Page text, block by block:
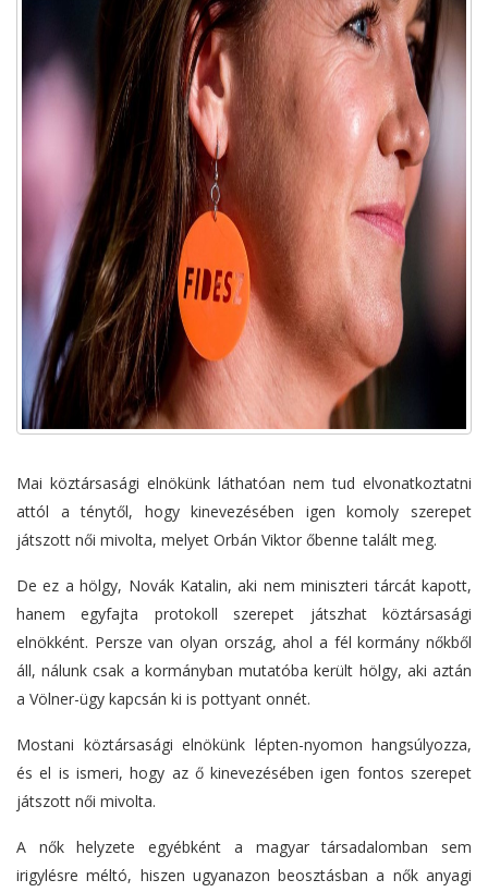
Mai köztársasági elnökünk láthatóan nem tud elvonatkoztatni
attól a ténytől, hogy kinevezésében igen komoly szerepet
játszott női mivolta, melyet Orbán Viktor őbenne talált meg.
De ez a hölgy, Novák Katalin, aki nem miniszteri tárcát kapott,
hanem egyfajta protokoll szerepet játszhat köztársasági
elnökként. Persze van olyan ország, ahol a fél kormány nőkből
áll, nálunk csak a kormányban mutatóba került hölgy, aki aztán
a Völner-ügy kapcsán ki is pottyant onnét.
Mostani köztársasági elnökünk lépten-nyomon hangsúlyozza,
és el is ismeri, hogy az ő kinevezésében igen fontos szerepet
játszott női mivolta.
A nők helyzete egyébként a magyar társadalomban sem
irigylésre méltó, hiszen ugyanazon beosztásban a nők anyagi